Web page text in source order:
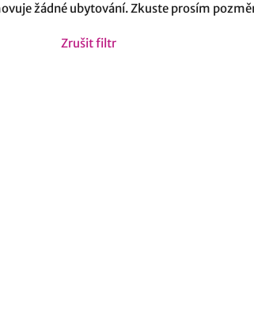
žádné ubytování. Zkuste prosím
Zrušit filtr